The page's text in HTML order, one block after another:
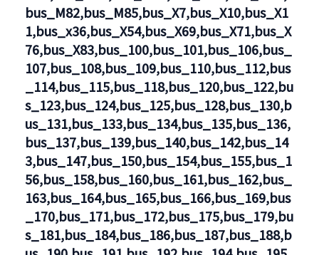
bus_M82,bus_M85,bus_X7,bus_X10,bus_X1
1,bus_x36,bus_X54,bus_X69,bus_X71,bus_X
76,bus_X83,bus_100,bus_101,bus_106,bus_
107,bus_108,bus_109,bus_110,bus_112,bus
_114,bus_115,bus_118,bus_120,bus_122,bu
s_123,bus_124,bus_125,bus_128,bus_130,b
us_131,bus_133,bus_134,bus_135,bus_136,
bus_137,bus_139,bus_140,bus_142,bus_14
3,bus_147,bus_150,bus_154,bus_155,bus_1
56,bus_158,bus_160,bus_161,bus_162,bus_
163,bus_164,bus_165,bus_166,bus_169,bus
_170,bus_171,bus_172,bus_175,bus_179,bu
s_181,bus_184,bus_186,bus_187,bus_188,b